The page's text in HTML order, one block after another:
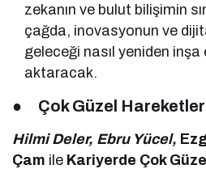
zekanın ve bulut bilişimin
çağda, inovasyonun ve
geleceği nasıl yeniden
aktaracak.
● Çok Güzel
Hilmi Deler, Ebru Yücel,
Çam ile Kariyerde Çok